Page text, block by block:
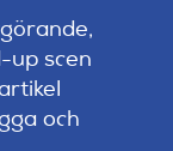
up scen
och